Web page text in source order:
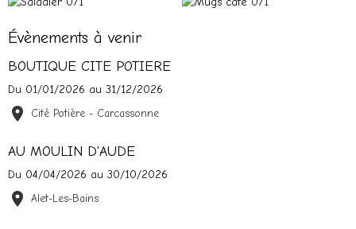
Évènements à venir
BOUTIQUE CITE POTIERE
Du 01/01/2026 au 31/12/2026
Cité Potière - Carcassonne
AU MOULIN D'AUDE
Du 04/04/2026 au 30/10/2026
Alet-Les-Bains